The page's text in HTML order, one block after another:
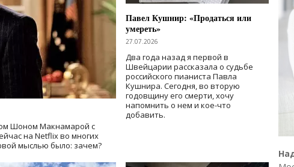
Шоном Макнамарой с
на Netflix во многих
мыслью было: зачем?
Павел Кушнир: «Продаться или
умереть»
27.07.2026
Два года назад я первой в
Швейцарии рассказала о судьбе
российского пианиста Павла
Кушнира. Сегодня, во вторую
годовщину его смерти, хочу
напомнить о нем и кое-что
добавить.